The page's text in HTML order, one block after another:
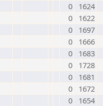
0
1624
0
1622
0
1697
0
1666
0
1683
0
1728
0
1681
0
1672
0
1654